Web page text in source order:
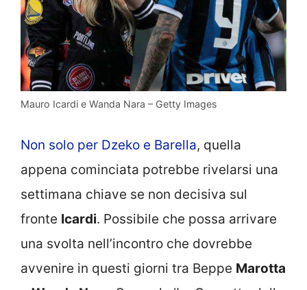
Mauro Icardi e Wanda Nara – Getty Images
Non solo per Dzeko e Barella, quella
appena cominciata potrebbe rivelarsi una
settimana chiave se non decisiva sul
fronte Icardi. Possibile che possa arrivare
una svolta nell’incontro che dovrebbe
avvenire in questi giorni tra Beppe Marotta